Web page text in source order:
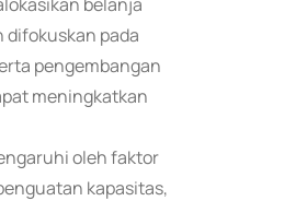
difokuskan pada
pengembangan
meningkatkan
oleh faktor
kapasitas,